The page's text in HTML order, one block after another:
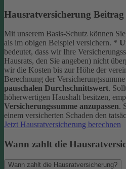
Hausratversicherung
Mit unserem Basis-Schutz können
als im obigen Beispiel versichern. *
bedeutet, dass wir Ihre
Hausrats, den Sie angeben) nicht
wir die Kosten bis zur Höhe der
Berechnung der
pauschalen Durchschnittswert.
höherwertigen Haushalt besitzen,
Versicherungssumme anzupassen.
einem versicherten Schaden den
Jetzt Hausratversicherung berechnen
Wann zahlt die
Wann zahlt die Hausratversicherung?